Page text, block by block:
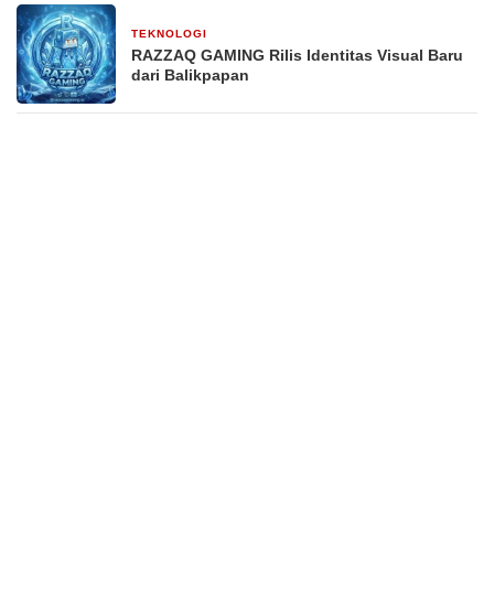
TEKNOLOGI
RAZZAQ GAMING Rilis Identitas Visual Baru
dari Balikpapan